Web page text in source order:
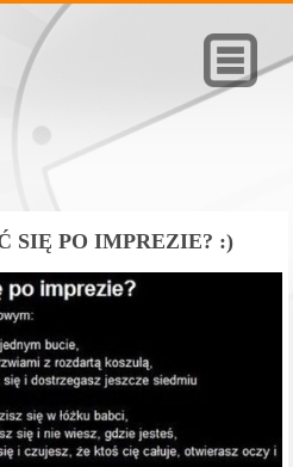
SIĘ PO IMPREZIE? :)